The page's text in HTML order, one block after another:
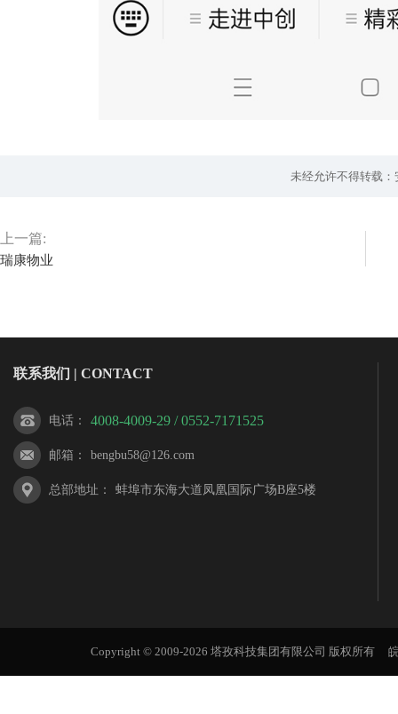
未经允许不得转载：
上一篇:
瑞康物业
联系我们 | CONTACT
电话 ： 4008-4009-29 / 0552-7171525
邮箱 ： bengbu58@126.com
总部地址 ： 蚌埠市东海大道凤凰国际广场B座5楼
Copyright © 2009-2026 塔孜科技集团有限公司 版权所有